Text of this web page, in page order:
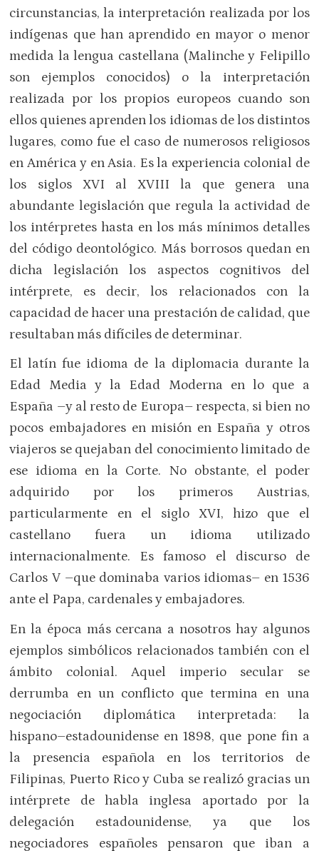
circunstancias, la interpretación realizada por los
indígenas que han aprendido en mayor o menor
medida la lengua castellana (Malinche y Felipillo
son ejemplos conocidos) o la interpretación
realizada por los propios europeos cuando son
ellos quienes aprenden los idiomas de los distintos
lugares, como fue el caso de numerosos religiosos
en América y en Asia. Es la experiencia colonial de
los siglos XVI al XVIII la que genera una
abundante legislación que regula la actividad de
los intérpretes hasta en los más mínimos detalles
del código deontológico. Más borrosos quedan en
dicha legislación los aspectos cognitivos del
intérprete, es decir, los relacionados con la
capacidad de hacer una prestación de calidad, que
resultaban más difíciles de determinar.
El latín fue idioma de la diplomacia durante la
Edad Media y la Edad Moderna en lo que a
España –y al resto de Europa– respecta, si bien no
pocos embajadores en misión en España y otros
viajeros se quejaban del conocimiento limitado de
ese idioma en la Corte. No obstante, el poder
adquirido por los primeros Austrias,
particularmente en el siglo XVI, hizo que el
castellano fuera un idioma utilizado
internacionalmente. Es famoso el discurso de
Carlos V –que dominaba varios idiomas– en 1536
ante el Papa, cardenales y embajadores.
En la época más cercana a nosotros hay algunos
ejemplos simbólicos relacionados también con el
ámbito colonial. Aquel imperio secular se
derrumba en un conflicto que termina en una
negociación diplomática interpretada: la
hispano–estadounidense en 1898, que pone fin a
la presencia española en los territorios de
Filipinas, Puerto Rico y Cuba se realizó gracias un
intérprete de habla inglesa aportado por la
delegación estadounidense, ya que los
negociadores españoles pensaron que iban a